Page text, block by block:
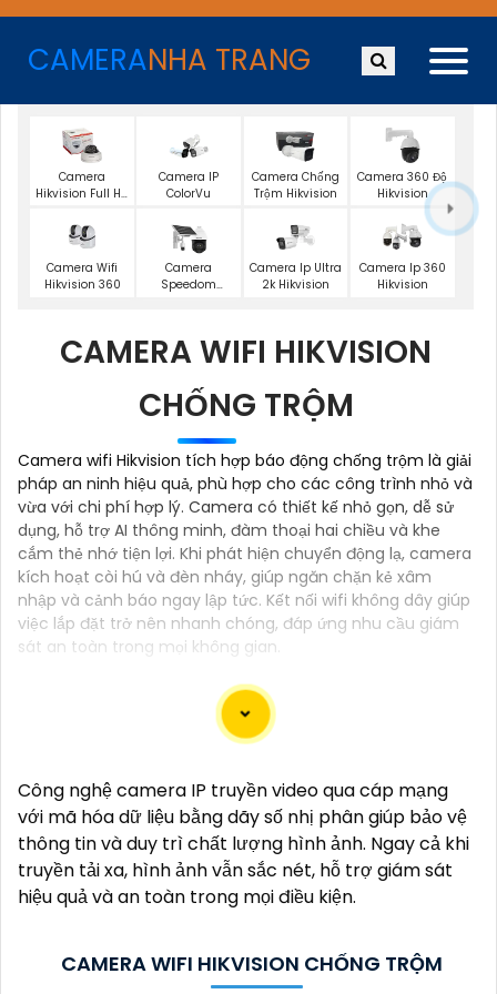
CAMERANHA TRANG
Camera
Hikvision Full Hd
Camera IP
ColorVu
Camera Chống
Trộm Hikvision
Camera 360 Độ
Hikvision
Camera Wifi
Hikvision 360
Camera
Speedom
Camera Ip Ultra
2k Hikvision
Camera Ip 360
Hikvision
CAMERA WIFI HIKVISION
CHỐNG TRỘM
Camera wifi Hikvision tích hợp báo động chống trộm là giải
pháp an ninh hiệu quả, phù hợp cho các công trình nhỏ và
vừa với chi phí hợp lý. Camera có thiết kế nhỏ gọn, dễ sử
dụng, hỗ trợ AI thông minh, đàm thoại hai chiều và khe
cắm thẻ nhớ tiện lợi. Khi phát hiện chuyển động lạ, camera
kích hoạt còi hú và đèn nháy, giúp ngăn chặn kẻ xâm
nhập và cảnh báo ngay lập tức. Kết nối wifi không dây giúp
việc lắp đặt trở nên nhanh chóng, đáp ứng nhu cầu giám
sát an toàn trong mọi không gian.
dành cho dự án lắp đặt camera Hikvision giá rẻ và
chuyên nghiệp:
Chào quý khách hàng,
Chúng tôi xin trân trọng giới thiệu đến quý vị dịch vụ
cho dự án của quý vị.
Với kinh nghiệm lâu năm trong lĩnh vực lắp đặt
Công nghệ camera IP truyền video qua cáp mạng
với mã hóa dữ liệu bằng dãy số nhị phân giúp bảo vệ
thông tin và duy trì chất lượng hình ảnh. Ngay cả khi
truyền tải xa, hình ảnh vẫn sắc nét, hỗ trợ giám sát
hiệu quả và an toàn trong mọi điều kiện.
CAMERA WIFI HIKVISION CHỐNG TRỘM